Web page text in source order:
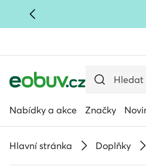
PŘEJÍT NA HLAVNÍ OBSAH
Nabídky a akce Značky
Hlavní stránka Doplňky